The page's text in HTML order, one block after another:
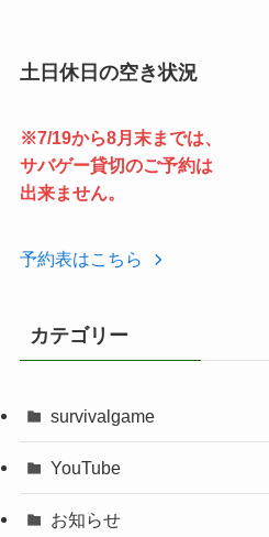
土日休日の空き状況
※7/19から8月末までは、
サバゲー貸切のご予約は
出来ません。
予約表はこちら
カテゴリー
survivalgame
YouTube
お知らせ